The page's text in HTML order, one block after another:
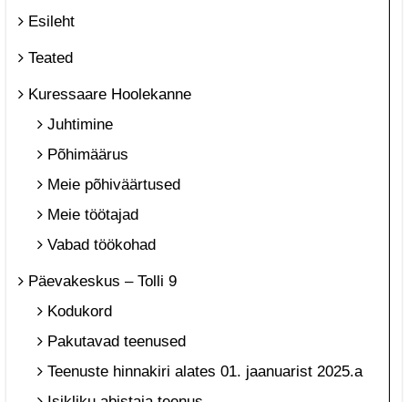
Esileht
Teated
Kuressaare Hoolekanne
Juhtimine
Põhimäärus
Meie põhiväärtused
Meie töötajad
Vabad töökohad
Päevakeskus – Tolli 9
Kodukord
Pakutavad teenused
Teenuste hinnakiri alates 01. jaanuarist 2025.a